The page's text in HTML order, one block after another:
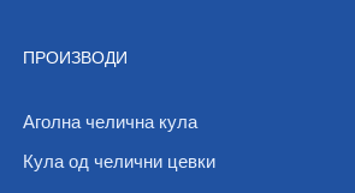
ПРОИЗВОДИ
Аголна челична кула
Кула од челични цевки